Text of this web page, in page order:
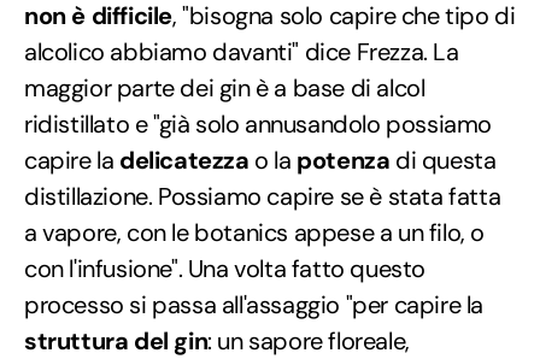
non è difficile, "bisogna solo capire che tipo di
alcolico abbiamo davanti" dice Frezza. La
maggior parte dei gin è a base di alcol
ridistillato e "già solo annusandolo possiamo
capire la delicatezza o la potenza di questa
distillazione. Possiamo capire se è stata fatta
a vapore, con le botanics appese a un filo, o
con l'infusione". Una volta fatto questo
processo si passa all'assaggio "per capire la
struttura del gin: un sapore floreale,